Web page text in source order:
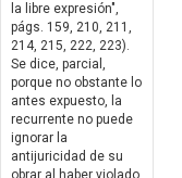
la libre expresión",
págs. 159, 210, 211,
214, 215, 222, 223).
Se dice, parcial,
porque no obstante lo
antes expuesto, la
recurrente no puede
ignorar la
antijuricidad de su